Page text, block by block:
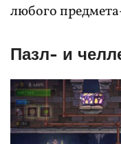
любого
Пазл- и